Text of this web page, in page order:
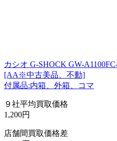
カシオ G-SHOCK GW-
[AA※中古美品、不動]
付属品:内箱、外箱、コマ
９社平均買取価格
1,200円
店舗間買取価格差